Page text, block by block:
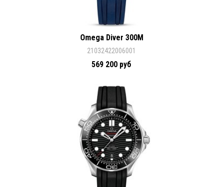
Omega Diver 300M
21032422006001
569 200 руб